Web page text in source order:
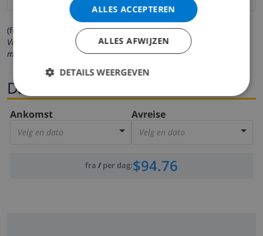
(felter merket med * må fylles ut)
Vi respekterer ditt personvern. Dine personalia vil aldri bli delt
med andre.
Datoer
Ankomst
Velg en dato
Avreise
Velg en dato
fra / per dag:$94.76
ALLES ACCEPTEREN
ALLES AFWIJZEN
DETAILS WEERGEVEN